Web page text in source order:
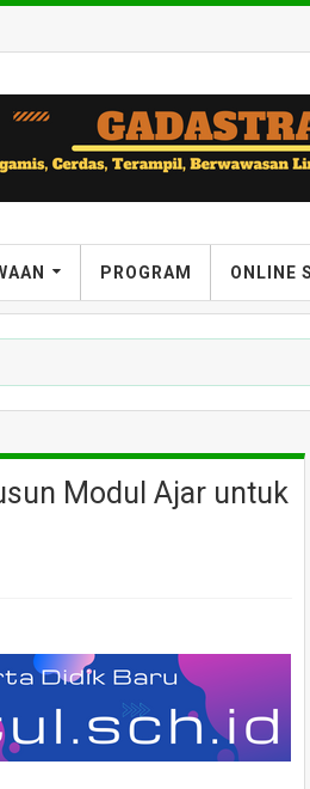
PROGRAM ONLINE
Modul Ajar untuk